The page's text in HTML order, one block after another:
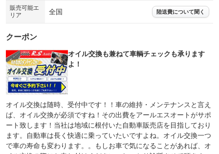
販売可能エ
リア
全国 陸送費について聞く
クーポン
オイル交換も兼ねて車輌チェックも承ります
よ！
オイル交換は随時、受付中です！！車の維持・メンテナンスと言え
ば、オイル交換が必須ですね！その出費をアールエスオートがサポ
ート致します！当社は地域に根付いた自動車販売店を目指しており
ます。自動車は長く快適に乗っていたいですよね。オイル交換一つ
で車の寿命も変わります。。もしお車で気になることがあれば、オ